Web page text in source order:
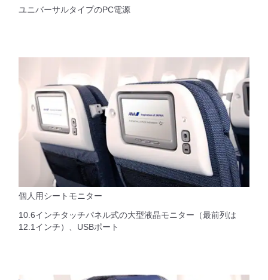
ユニバーサルタイプのPC電源
個人用シートモニター
10.6インチタッチパネル式の大型液晶モニター（最前列は
12.1インチ）、USBポート